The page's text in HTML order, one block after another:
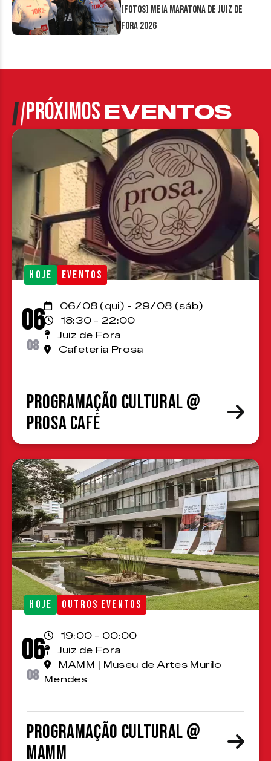
[FOTOS] Meia Maratona de Juiz de
Fora 2026
PRÓXIMOSEVENTOS
HOJE EVENTOS
06
08
06/08 (qui) - 29/08 (sáb)
18:30 - 22:00
Juiz de Fora
Cafeteria Prosa
Programação cultural @
Prosa Café
HOJE OUTROS EVENTOS
06
08
19:00 - 00:00
Juiz de Fora
MAMM | Museu de Artes Murilo
Mendes
Programação cultural @
MAMM